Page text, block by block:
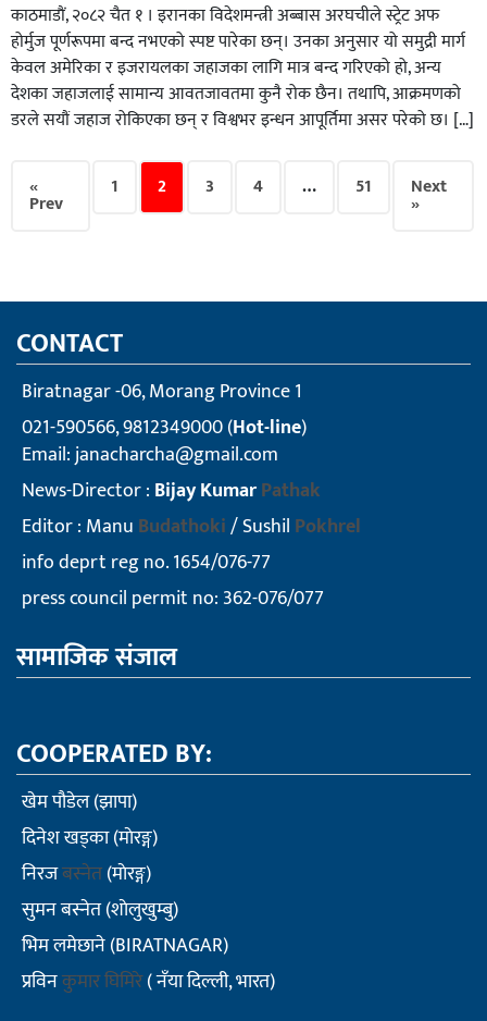
काठमाडाैं, २०८२ चैत १ । इरानका विदेशमन्त्री अब्बास अरघचीले स्ट्रेट अफ
होर्मुज पूर्णरूपमा बन्द नभएको स्पष्ट पारेका छन्। उनका अनुसार यो समुद्री मार्ग
केवल अमेरिका र इजरायलका जहाजका लागि मात्र बन्द गरिएको हो, अन्य
देशका जहाजलाई सामान्य आवतजावतमा कुनै रोक छैन। तथापि, आक्रमणको
डरले सयौं जहाज रोकिएका छन् र विश्वभर इन्धन आपूर्तिमा असर परेको छ। […]
«
Prev
1 2 3 4 … 51 Next
»
CONTACT
Biratnagar -06, Morang Province 1
021-590566, 9812349000 (Hot-line)
Email:janacharcha@gmail.com
News-Director : Bijay KumarPathak
Editor : Manu Budathoki/ Sushil Pokhrel
info deprt reg no. 1654/076-77
press council permit no: 362-076/077
सामाजिक संजाल
COOPERATED BY:
खेम पौडेल (झापा)
दिनेश खड्का (माेरङ्ग)
निरजबस्नेत(माेरङ्ग)
सुमन बस्नेत (शाेलुखुम्बु)
भिम लमेछाने (BIRATNAGAR)
प्रविनकुमार घिमिरे( नँया दिल्ली, भारत)